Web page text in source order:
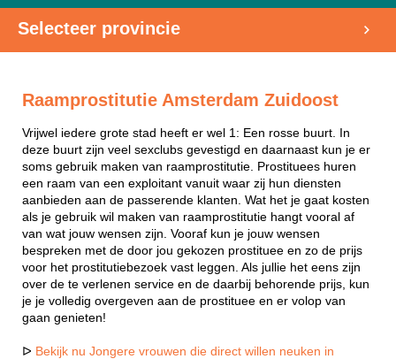
Selecteer provincie
Raamprostitutie Amsterdam Zuidoost
Vrijwel iedere grote stad heeft er wel 1: Een rosse buurt. In
deze buurt zijn veel sexclubs gevestigd en daarnaast kun je er
soms gebruik maken van raamprostitutie. Prostituees huren
een raam van een exploitant vanuit waar zij hun diensten
aanbieden aan de passerende klanten. Wat het je gaat kosten
als je gebruik wil maken van raamprostitutie hangt vooral af
van wat jouw wensen zijn. Vooraf kun je jouw wensen
bespreken met de door jou gekozen prostituee en zo de prijs
voor het prostitutiebezoek vast leggen. Als jullie het eens zijn
over de te verlenen service en de daarbij behorende prijs, kun
je je volledig overgeven aan de prostituee en er volop van
gaan genieten!
ᐅ Bekijk nu Jongere vrouwen die direct willen neuken in